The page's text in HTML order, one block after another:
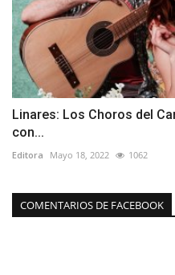
Linares: Los Choros del
con...
Editora Mayo 18, 2022 1062
COMENTARIOS DE FACEBOOK